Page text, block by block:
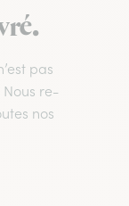
pas
re-
nos